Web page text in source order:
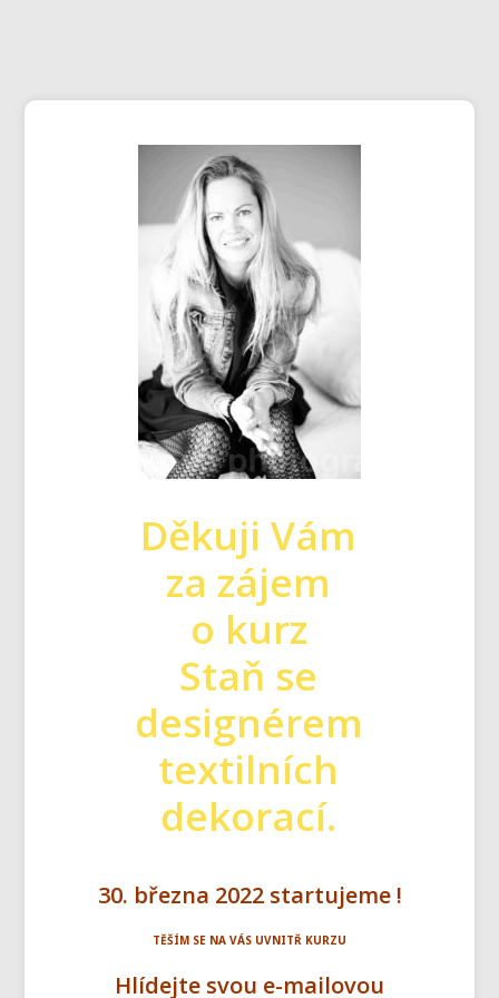
Děkuji Vám
za zájem
o kurz
Staň se
designérem
textilních
dekorací.
30. března 2022 startujeme !
TĚŠÍM SE NA VÁS UVNITŘ KURZU
Hlídejte svou e-mailovou